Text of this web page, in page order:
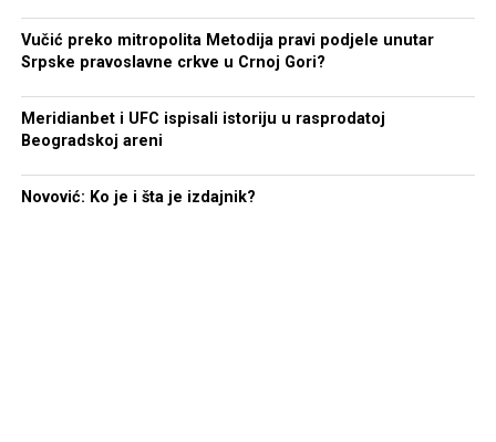
Vučić preko mitropolita Metodija pravi podjele unutar
Srpske pravoslavne crkve u Crnoj Gori?
Meridianbet i UFC ispisali istoriju u rasprodatoj
Beogradskoj areni
Novović: Ko je i šta je izdajnik?